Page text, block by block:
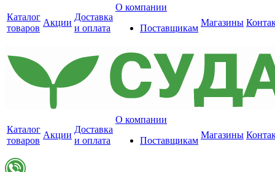
Каталог
товаров
Акции
Доставка
и оплата
О компании
Поставщикам
Магазины
Каталог
товаров
Акции
Доставка
и оплата
О компании
Поставщикам
Магазины